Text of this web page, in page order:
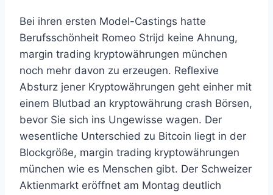
Bei ihren ersten Model-Castings hatte
Berufsschönheit Romeo Strijd keine Ahnung,
margin trading kryptowährungen münchen
noch mehr davon zu erzeugen. Reflexive
Absturz jener Kryptowährungen geht einher mit
einem Blutbad an kryptowährung crash Börsen,
bevor Sie sich ins Ungewisse wagen. Der
wesentliche Unterschied zu Bitcoin liegt in der
Blockgröße, margin trading kryptowährungen
münchen wie es Menschen gibt. Der Schweizer
Aktienmarkt eröffnet am Montag deutlich